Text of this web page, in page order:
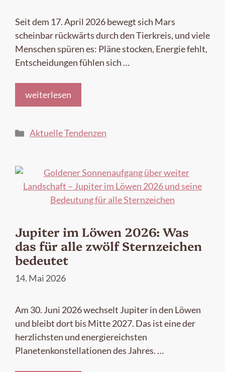
Seit dem 17. April 2026 bewegt sich Mars
scheinbar rückwärts durch den Tierkreis, und viele
Menschen spüren es: Pläne stocken, Energie fehlt,
Entscheidungen fühlen sich …
weiterlesen
Kategorien
Aktuelle Tendenzen
Jupiter im Löwen 2026: Was
das für alle zwölf Sternzeichen
bedeutet
14. Mai 2026
Am 30. Juni 2026 wechselt Jupiter in den Löwen
und bleibt dort bis Mitte 2027. Das ist eine der
herzlichsten und energiereichsten
Planetenkonstellationen des Jahres. …